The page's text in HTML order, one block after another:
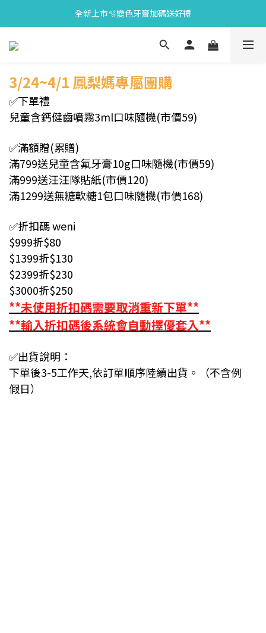
會員限定🎁點數兌換好禮
全新上市🫧變色牙膏加碼送好禮
會員限定🎁點數兌換好禮
3/24~4/1 鳳梨媽專屬團購
✅下單禮
兒童含鈣健齒噴霧3ml口味隨機(市價59)
✅滿額贈(累贈)
滿799送兒童含氟牙膏10g口味隨機(市價59)
滿999送汪汪隊貼紙(市價120)
滿1299送無糖軟糖1包口味隨機(市價168)
✅折扣碼 weni
$999折$80
$1399折$130
$2399折$230
$3000折$250
**未使用折扣碼需要取消重新下單**
**輸入折扣碼後系統會自動擇優套入**
✅出貨說明：
下單後3-5工作天,依訂單順序陸續出貨。（不含例
假日）